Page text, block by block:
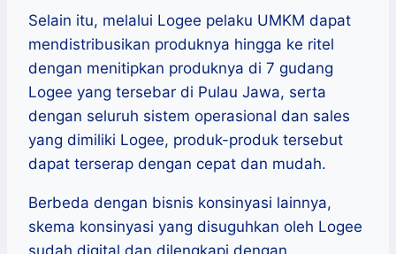
Selain itu, melalui Logee pelaku UMKM dapat
mendistribusikan produknya hingga ke ritel
dengan menitipkan produknya di 7 gudang
Logee yang tersebar di Pulau Jawa, serta
dengan seluruh sistem operasional dan sales
yang dimiliki Logee, produk-produk tersebut
dapat terserap dengan cepat dan mudah.
Berbeda dengan bisnis konsinyasi lainnya,
skema konsinyasi yang disuguhkan oleh Logee